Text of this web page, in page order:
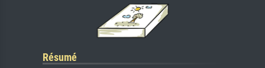
Résumé